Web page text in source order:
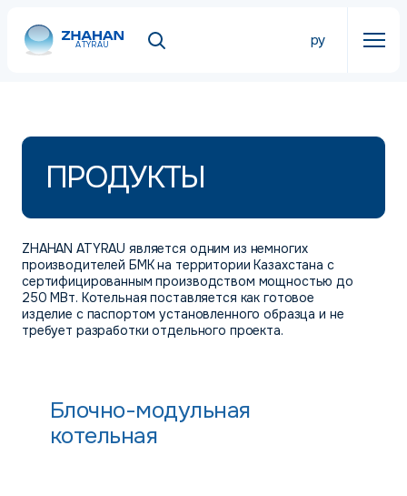
ATYRAU ру
ПРОДУКТЫ
ZHAHAN ATYRAU является одним из немногих
производителей БМК на территории Казахстана с
сертифицированным производством мощностью до
250 МВт. Котельная поставляется как готовое
изделие с паспортом установленного образца и не
требует разработки отдельного проекта.
Блочно-модульная
котельная